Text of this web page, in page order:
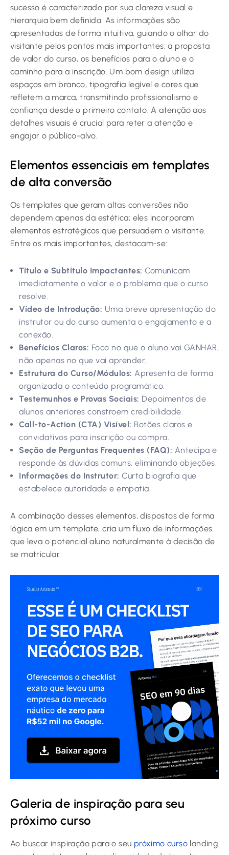
sucesso é caracterizado por sua clareza visual e
hierarquia bem definida. As informações são
apresentadas de forma intuitiva, guiando o olhar do
visitante pelos pontos mais importantes: a proposta
de valor do curso, os benefícios para o aluno e o
caminho para a inscrição. Um bom design utiliza
espaços em branco, tipografia legível e cores que
refletem a marca, transmitindo profissionalismo e
confiança desde o primeiro contato. A atenção aos
detalhes visuais é crucial para reter a atenção e
engajar o público-alvo.
Elementos essenciais em templates
de alta conversão
Os templates que geram altas conversões não
dependem apenas da estética; eles incorporam
elementos estratégicos que persuadem o visitante.
Entre os mais importantes, destacam-se:
Título e Subtítulo Impactantes: Comunicam
imediatamente o valor e o problema que o curso
resolve.
Vídeo de Introdução: Uma breve apresentação do
instrutor ou do curso aumenta o engajamento e a
conexão.
Benefícios Claros: Foco no que o aluno vai GANHAR,
não apenas no que vai aprender.
Estrutura do Curso/Módulos: Apresenta de forma
organizada o conteúdo programático.
Testemunhos e Provas Sociais: Depoimentos de
alunos anteriores constroem credibilidade.
Call-to-Action (CTA) Visível: Botões claros e
convidativos para inscrição ou compra.
Seção de Perguntas Frequentes (FAQ): Antecipa e
responde às dúvidas comuns, eliminando objeções.
Informações do Instrutor: Curta biografia que
estabelece autoridade e empatia.
A combinação desses elementos, dispostos de forma
lógica em um template, cria um fluxo de informações
que leva o potencial aluno naturalmente à decisão de
se matricular.
Galeria de inspiração para seu
próximo curso
Ao buscar inspiração para o seu próximo curso landing